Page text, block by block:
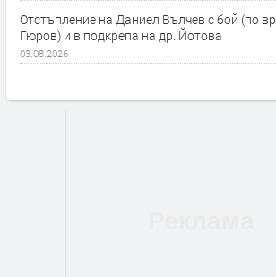
Отстъпление на Даниел Вълчев с бой (по
Гюров) и в подкрепа на др. Йотова
03.08.2026